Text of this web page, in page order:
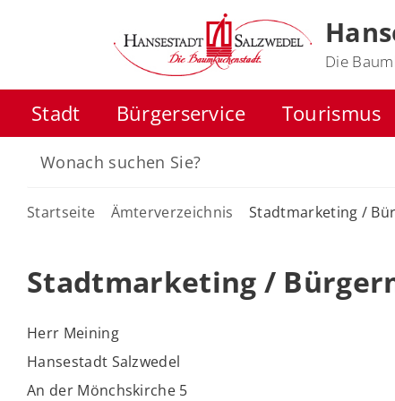
Die
Stadt Bürgerservice Tourismus
Startseite Ämterverzeichnis Stadtmarketing /
Stadtmarketing /
Herr Meining
Hansestadt Salzwedel
An der Mönchskirche 5